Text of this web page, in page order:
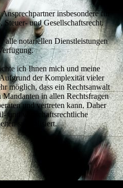
insbesondere für
Steuer- und Gesellschaftsrecht.
alle notariellen Dienstleistungen
ich Ihnen mich und meine
der Komplexität vieler
möglich, dass ein Rechtsanwalt
Mandanten in allen Rechtsfragen
und vertreten kann. Daher
und wirtschaftsrechtliche
spezialisiert.